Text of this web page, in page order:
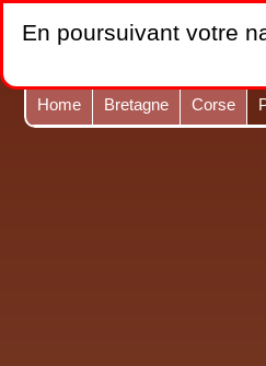
Home Bretagne Corse
En poursuivant votre